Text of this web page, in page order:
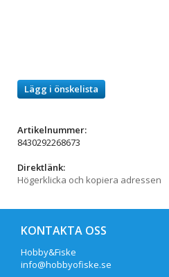
Lägg i önskelista
Artikelnummer:
8430292268673
Direktlänk:
Högerklicka och kopiera adressen
KONTAKTA OSS
Hobby&Fiske
info@hobbyofiske.se